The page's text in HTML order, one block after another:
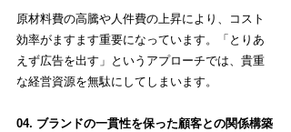
原材料費の高騰や人件費の上昇により、コスト
効率がますます重要になっています。「とりあ
えず広告を出す」というアプローチでは、貴重
な経営資源を無駄にしてしまいます。
04. ブランドの一貫性を保った顧客との関係構築